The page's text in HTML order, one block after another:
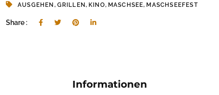
AUSGEHEN , GRILLEN, KINO, MASCHSEE, MASCHSEEFEST
Share :
Informationen